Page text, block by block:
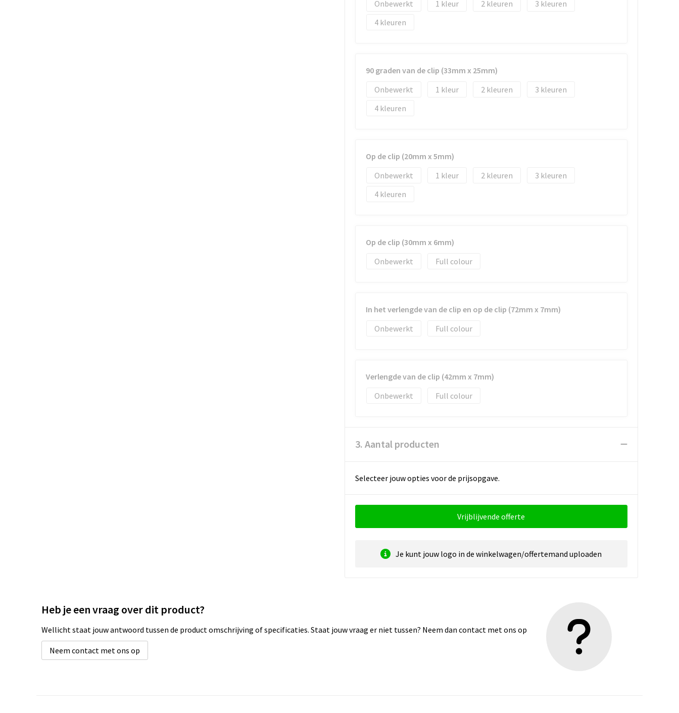
Onbewerkt
1 2
3
4
90 graden van de clip (33mm x 25mm)
Onbewerkt
1 2
3
4
Op de clip (20mm x 5mm)
Onbewerkt
1 2
3
4
Op de clip (30mm x 6mm)
Onbewerkt
Full colour
In het verlengde van de clip en op de clip (72mm x 7mm)
Onbewerkt
Full colour
Verlengde van de clip (42mm x 7mm)
Onbewerkt
Full colour
3. Aantal producten
Selecteer jouw opties voor de prijsopgave.
Vrijblijvende offerte
Je kunt jouw logo in de winkelwagen/offertemand uploaden
Heb je een vraag over dit product?
Wellicht staat jouw antwoord tussen de product omschrijving of specificaties. Staat jouw vraag er niet tussen? Neem dan contact met ons op
Neem contact met ons op